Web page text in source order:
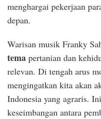
menghargai pekerjaan
depan.
Warisan musik Franky
tema pertanian dan
relevan. Di tengah arus
mengingatkan kita akan
Indonesia yang agraris.
keseimbangan antara